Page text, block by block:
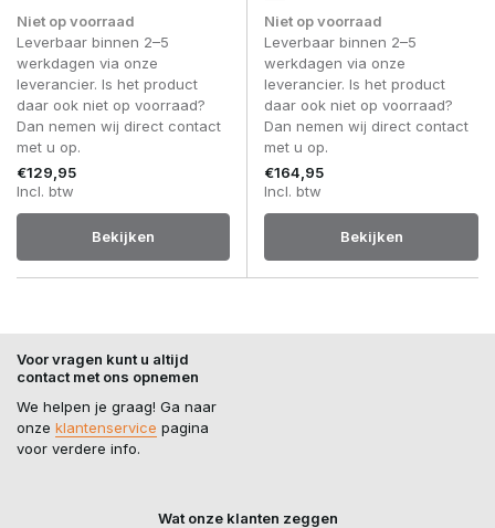
Niet op voorraad
Leverbaar binnen 2–5
werkdagen via onze
leverancier. Is het product
daar ook niet op voorraad?
Dan nemen wij direct contact
met u op.
€129,95
Incl. btw
Bekijken
Niet op voorraad
Leverbaar binnen 2–5
werkdagen via onze
leverancier. Is het product
daar ook niet op voorraad?
Dan nemen wij direct contact
met u op.
€164,95
Incl. btw
Bekijken
Voor vragen kunt u altijd
contact met ons opnemen
We helpen je graag! Ga naar
onze klantenservice pagina
voor verdere info.
Wat onze klanten zeggen